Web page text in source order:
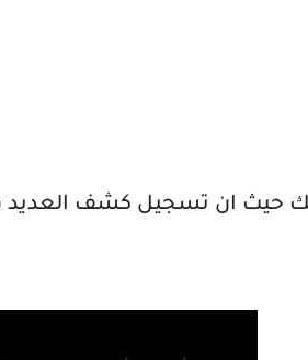
حيث ان تسجيل كشف العديد